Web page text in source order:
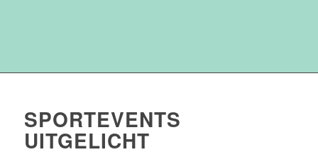
SPORTEVENTS
UITGELICHT